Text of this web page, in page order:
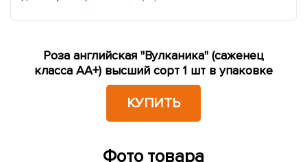
Роза английская "Вулканика" (саженец
класса АА+) высший сорт 1 шт в упаковке
КУПИТЬ
Фото товара